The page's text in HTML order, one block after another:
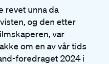
revet unna da
og den etter
var
om en av vår tids
foredraget 2024 i